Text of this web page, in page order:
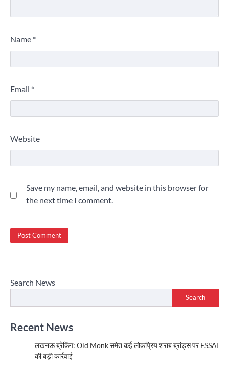
Name *
Email *
Website
Save my name, email, and website in this browser for
the next time I comment.
Search News
Search
Recent News
लखनऊ ब्रेकिंग: Old Monk समेत कई लोकप्रिय शराब ब्रांड्स पर FSSAI
की बड़ी कार्रवाई